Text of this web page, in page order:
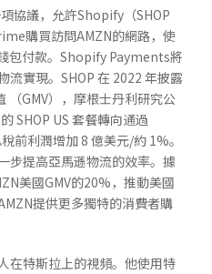
協議，允許Shopify（SHOP
購買訪問AMZN的網路，使
包付款。Shopify Payments將
流實現。SHOP 在 2022 年披露
（GMV），摩根士丹利研究公
SHOP US 套餐轉向通過
前利潤增加 8 億美元/約 1%。
步提高亞馬遜物流的效率。據
美國GMV的20%，推動美國
提供更多獨特的消費者購
在特斯拉上的視頻。他使用特